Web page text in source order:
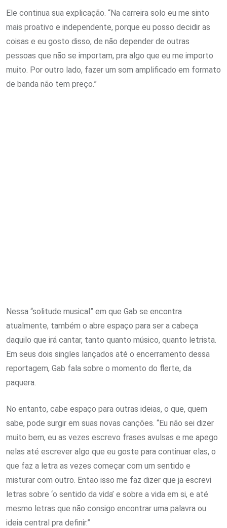
Ele continua sua explicação. “Na carreira solo eu me sinto
mais proativo e independente, porque eu posso decidir as
coisas e eu gosto disso, de não depender de outras
pessoas que não se importam, pra algo que eu me importo
muito. Por outro lado, fazer um som amplificado em formato
de banda não tem preço.”
Nessa “solitude musical” em que Gab se encontra
atualmente, também o abre espaço para ser a cabeça
daquilo que irá cantar, tanto quanto músico, quanto letrista.
Em seus dois singles lançados até o encerramento dessa
reportagem, Gab fala sobre o momento do flerte, da
paquera.
No entanto, cabe espaço para outras ideias, o que, quem
sabe, pode surgir em suas novas canções. “Eu não sei dizer
muito bem, eu as vezes escrevo frases avulsas e me apego
nelas até escrever algo que eu goste para continuar elas, o
que faz a letra as vezes começar com um sentido e
misturar com outro. Entao isso me faz dizer que ja escrevi
letras sobre ‘o sentido da vida’ e sobre a vida em si, e até
mesmo letras que não consigo encontrar uma palavra ou
ideia central pra definir.”